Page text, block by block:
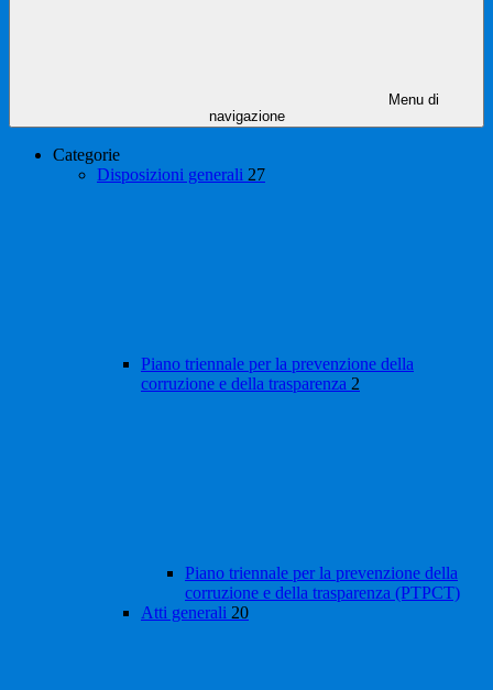
Menu di
navigazione
Categorie
Disposizioni generali 27
Piano triennale per la prevenzione della
corruzione e della trasparenza 2
Piano triennale per la prevenzione della
corruzione e della trasparenza (PTPCT)
Atti generali 20